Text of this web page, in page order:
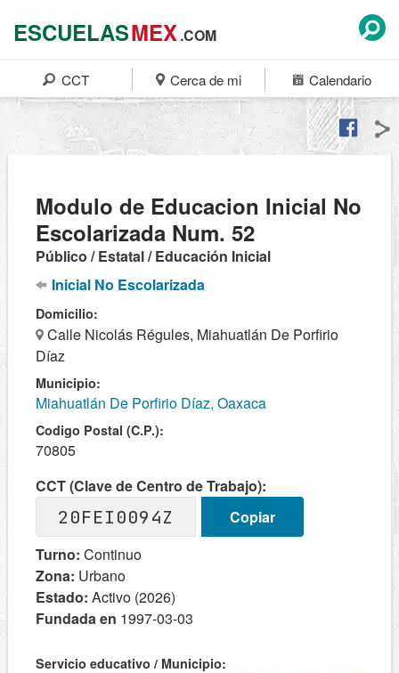
ESCUELASMEX.COM
CCT Cerca de mi Calendario
Modulo de Educacion Inicial No
Escolarizada Num. 52
Público / Estatal / Educación Inicial
Inicial No Escolarizada
Domicilio:
Calle Nicolás Régules, Miahuatlán De Porfirio
Díaz
Municipio:
Miahuatlán De Porfirio Díaz, Oaxaca
Codigo Postal (C.P.):
70805
CCT (Clave de Centro de Trabajo):
20FEI0094Z
Copiar
Turno: Continuo
Zona: Urbano
Estado: Activo (2026)
Fundada en 1997-03-03
Servicio educativo / Municipio: